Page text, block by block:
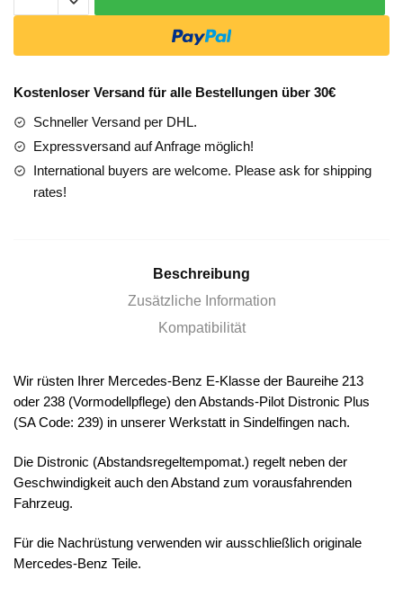
Klasse
238
Plus
nachrüsten
Einbau
in
Sindelfingen
Kostenloser Versand für alle Bestellungen über 30€
Schneller Versand per DHL.
Expressversand auf Anfrage möglich!
International buyers are welcome. Please ask for shipping
rates!
Beschreibung
Zusätzliche Information
Kompatibilität
Wir rüsten Ihrer Mercedes-Benz E-Klasse der Baureihe 213
oder 238 (Vormodellpflege) den Abstands-Pilot Distronic Plus
(SA Code: 239) in unserer Werkstatt in Sindelfingen nach.
Die Distronic (Abstandsregeltempomat.) regelt neben der
Geschwindigkeit auch den Abstand zum vorausfahrenden
Fahrzeug.
Für die Nachrüstung verwenden wir ausschließlich originale
Mercedes-Benz Teile.